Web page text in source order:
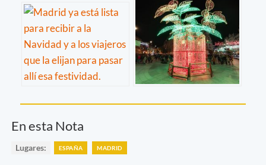
En esta Nota
Lugares: ESPAÑA MADRID